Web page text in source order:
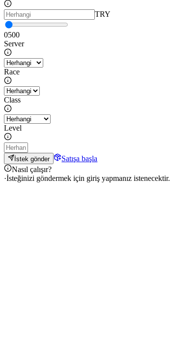
TRY
0500
Server
Race
Class
Level
İstek gönder
Satışa başla
Nasıl çalışır?
·İsteğinizi göndermek için giriş yapmanız istenecektir.